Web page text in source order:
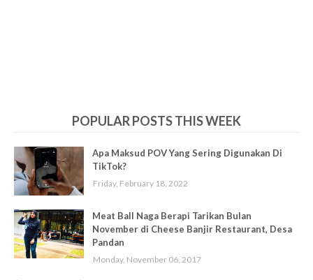
POPULAR POSTS THIS WEEK
Apa Maksud POV Yang Sering Digunakan Di
TikTok?
Friday, February 18, 2022
Meat Ball Naga Berapi Tarikan Bulan
November di Cheese Banjir Restaurant, Desa
Pandan
Monday, November 06, 2017